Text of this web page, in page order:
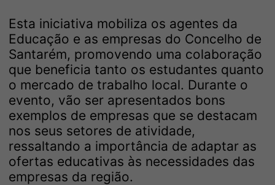
Esta iniciativa mobiliza os agentes da
Educação e as empresas do Concelho de
Santarém, promovendo uma colaboração
que beneficia tanto os estudantes quanto
o mercado de trabalho local. Durante o
evento, vão ser apresentados bons
exemplos de empresas que se destacam
nos seus setores de atividade,
ressaltando a importância de adaptar as
ofertas educativas às necessidades das
empresas da região.